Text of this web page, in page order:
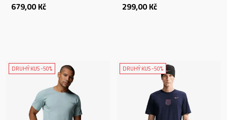
679,00 Kč 299,00 Kč
DRUHÝ KUS -50% DRUHÝ KUS -50%